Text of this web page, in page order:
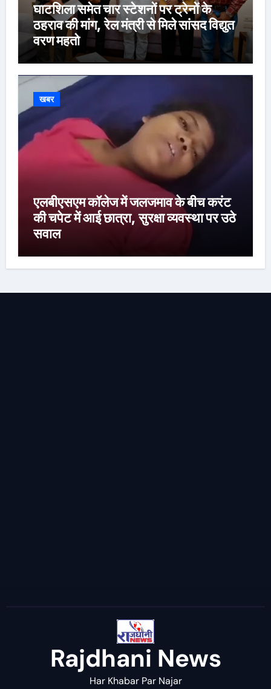
घाटशिला समेत चार स्टेशनों पर ट्रेनों के
ठहराव की मांग, रेल मंत्री से मिले सांसद विद्युत
वरण महतो
खबर
एलबीएसएम कॉलेज में जलजमाव के बीच करंट
की चपेट में आई छात्रा, सुरक्षा व्यवस्था पर उठे
सवाल
Rajdhani News
Har Khabar Par Najar